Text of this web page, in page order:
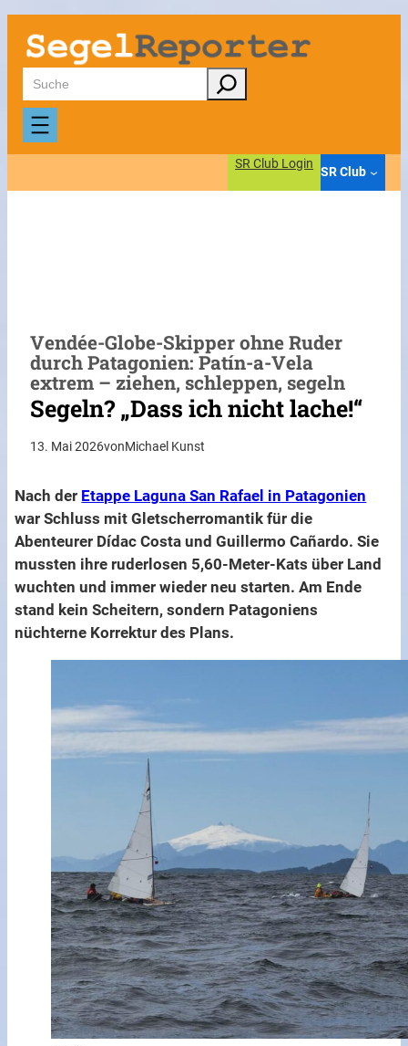
Zum
Inhalt
springen
Suchen
SR Club Login
SR Club
Vendée-Globe-Skipper ohne Ruder
durch Patagonien: Patín-a-Vela
extrem – ziehen, schleppen, segeln
Segeln? „Dass ich nicht lache!“
13. Mai 2026vonMichael Kunst
Nach der Etappe Laguna San Rafael in Patagonien
war Schluss mit Gletscherromantik für die
Abenteurer Dídac Costa und Guillermo Cañardo. Sie
mussten ihre ruderlosen 5,60-Meter-Kats über Land
wuchten und immer wieder neu starten. Am Ende
stand kein Scheitern, sondern Patagoniens
nüchterne Korrektur des Plans.